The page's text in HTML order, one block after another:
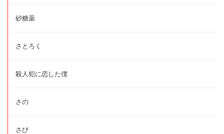
砂糖薬
さとろく
殺人犯に恋した僕
さの
さび